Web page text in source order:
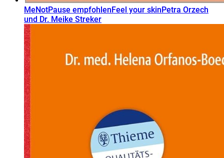
MeNotPause empfohlenFeel your skinPetra Orzech
und Dr. Meike Streker